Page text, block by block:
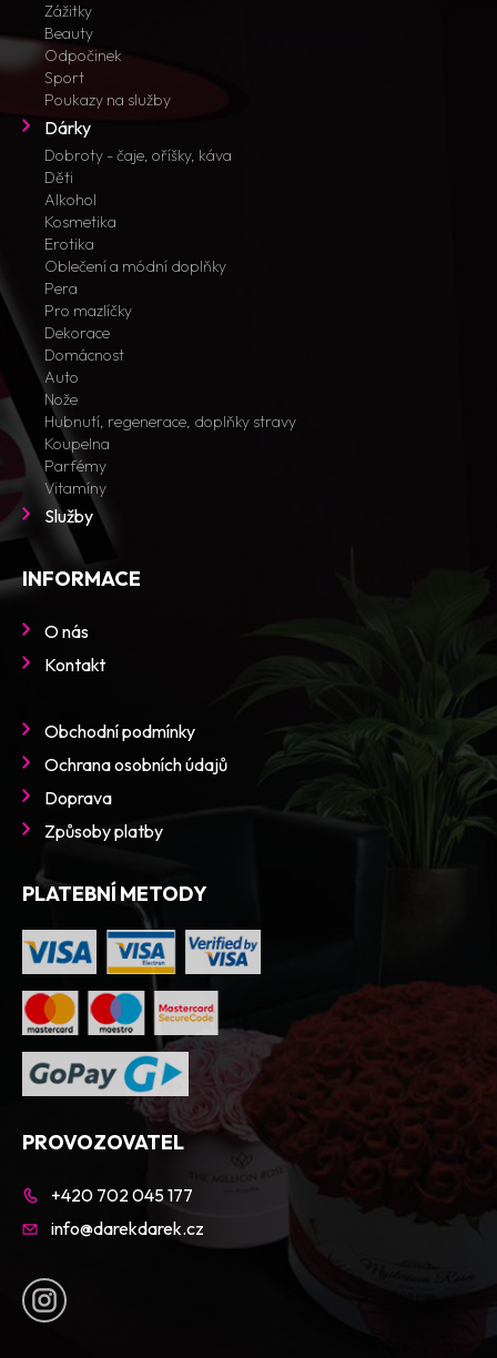
Zážitky
Beauty
Odpočinek
Sport
Poukazy na služby
Dárky
Dobroty - čaje, oříšky, káva
Děti
Alkohol
Kosmetika
Erotika
Oblečení a módní doplňky
Pera
Pro mazlíčky
Dekorace
Domácnost
Auto
Nože
Hubnutí, regenerace, doplňky stravy
Koupelna
Parfémy
Vitamíny
Služby
INFORMACE
O nás
Kontakt
Obchodní podmínky
Ochrana osobních údajů
Doprava
Způsoby platby
PLATEBNÍ METODY
PROVOZOVATEL
+420 702 045 177
info@darekdarek.cz